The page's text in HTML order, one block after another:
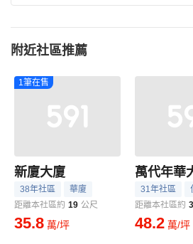
附近社區推薦
1筆在售
新廈大廈
38年社區
華廈
距離本社區約 19 公尺
35.8 萬/坪
萬代年華
31年社區
距離本社區約
48.2 萬/坪